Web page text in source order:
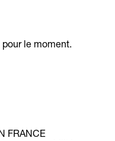
le moment.
FRANCE